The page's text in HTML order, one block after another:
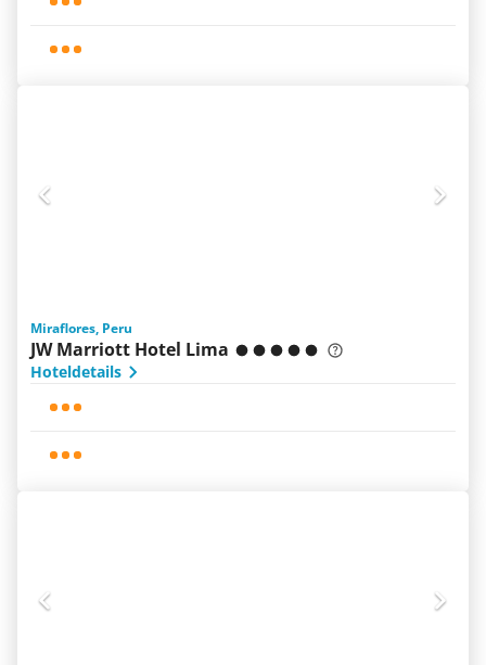
Miraflores, Peru
JW Marriott Hotel Lima
Hoteldetails